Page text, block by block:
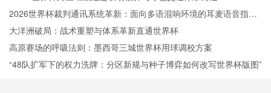
2026世界杯裁判通讯系统革新：面向多语混响环境的耳麦语音指令
高精度识别策略
大洋洲破局：战术重塑与体系革新直通世界杯
高原赛场的呼吸法则：墨西哥三城世界杯用球调校方案
“48队扩军下的权力洗牌：分区新规与种子博弈如何改写世界杯版图”